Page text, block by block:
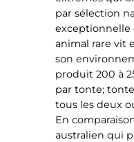
par sélection
exceptionnelle
animal rare vit
son
produit 200 à
par tonte;
tous les deux
En
australien qui